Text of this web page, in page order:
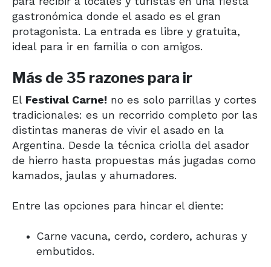
gastronómica donde el asado es el gran
protagonista. La entrada es libre y gratuita,
ideal para ir en familia o con amigos.
Más de 35 razones para ir
El Festival Carne! no es solo parrillas y cortes
tradicionales: es un recorrido completo por las
distintas maneras de vivir el asado en la
Argentina. Desde la técnica criolla del asador
de hierro hasta propuestas más jugadas como
kamados, jaulas y ahumadores.
Entre las opciones para hincar el diente:
Carne vacuna, cerdo, cordero, achuras y
embutidos.